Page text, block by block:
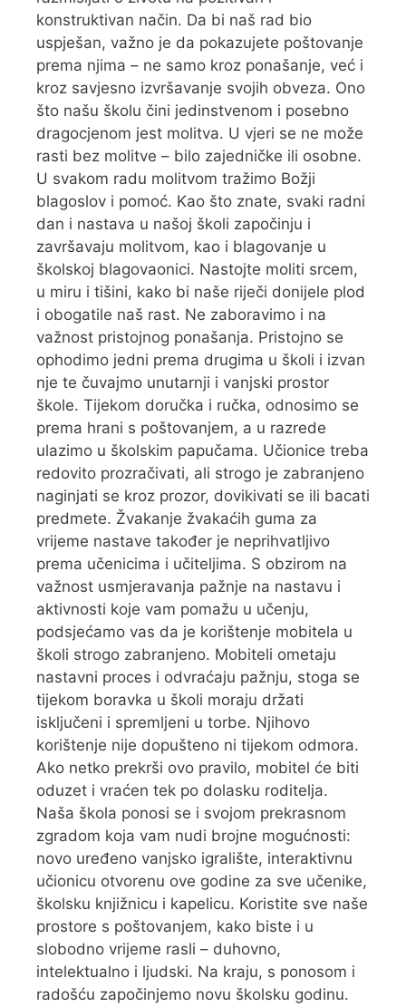
konstruktivan način. Da bi naš rad bio
uspješan, važno je da pokazujete poštovanje
prema njima – ne samo kroz ponašanje, već i
kroz savjesno izvršavanje svojih obveza. Ono
što našu školu čini jedinstvenom i posebno
dragocjenom jest molitva. U vjeri se ne može
rasti bez molitve – bilo zajedničke ili osobne.
U svakom radu molitvom tražimo Božji
blagoslov i pomoć. Kao što znate, svaki radni
dan i nastava u našoj školi započinju i
završavaju molitvom, kao i blagovanje u
školskoj blagovaonici. Nastojte moliti srcem,
u miru i tišini, kako bi naše riječi donijele plod
i obogatile naš rast. Ne zaboravimo i na
važnost pristojnog ponašanja. Pristojno se
ophodimo jedni prema drugima u školi i izvan
nje te čuvajmo unutarnji i vanjski prostor
škole. Tijekom doručka i ručka, odnosimo se
prema hrani s poštovanjem, a u razrede
ulazimo u školskim papučama. Učionice treba
redovito prozračivati, ali strogo je zabranjeno
naginjati se kroz prozor, dovikivati se ili bacati
predmete. Žvakanje žvakaćih guma za
vrijeme nastave također je neprihvatljivo
prema učenicima i učiteljima. S obzirom na
važnost usmjeravanja pažnje na nastavu i
aktivnosti koje vam pomažu u učenju,
podsjećamo vas da je korištenje mobitela u
školi strogo zabranjeno. Mobiteli ometaju
nastavni proces i odvraćaju pažnju, stoga se
tijekom boravka u školi moraju držati
isključeni i spremljeni u torbe. Njihovo
korištenje nije dopušteno ni tijekom odmora.
Ako netko prekrši ovo pravilo, mobitel će biti
oduzet i vraćen tek po dolasku roditelja.
Naša škola ponosi se i svojom prekrasnom
zgradom koja vam nudi brojne mogućnosti:
novo uređeno vanjsko igralište, interaktivnu
učionicu otvorenu ove godine za sve učenike,
školsku knjižnicu i kapelicu. Koristite sve naše
prostore s poštovanjem, kako biste i u
slobodno vrijeme rasli – duhovno,
intelektualno i ljudski. Na kraju, s ponosom i
radošću započinjemo novu školsku godinu.